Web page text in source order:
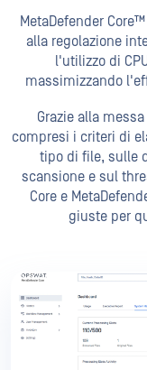
MetaDefender
alla regolazione
l'utilizzo di
massimizzando
Grazie alla
compresi i criteri di
tipo di file, sulle
scansione e sul
Core e
giuste per